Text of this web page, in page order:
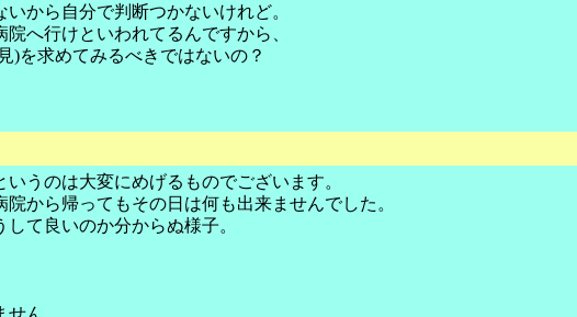
から自分で判断つかないけれど。
へ行けといわれてるんですから、
)を求めてみるべきではないの？
うのは大変にめげるものでございます。
から帰ってもその日は何も出来ませんでした。
て良いのか分からぬ様子。
ん。